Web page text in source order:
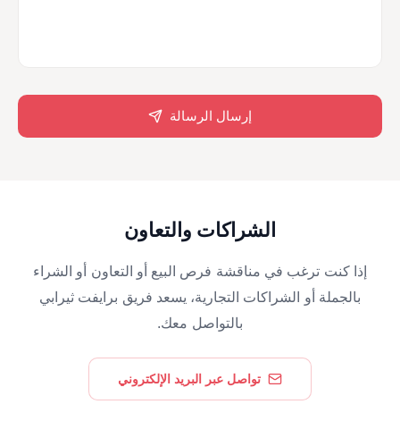
إرسال الرسالة
الشراكات والتعاون
إذا كنت ترغب في مناقشة فرص البيع أو التعاون أو الشراء
بالجملة أو الشراكات التجارية، يسعد فريق برايفت ثيرابي
بالتواصل معك.
تواصل عبر البريد الإلكتروني